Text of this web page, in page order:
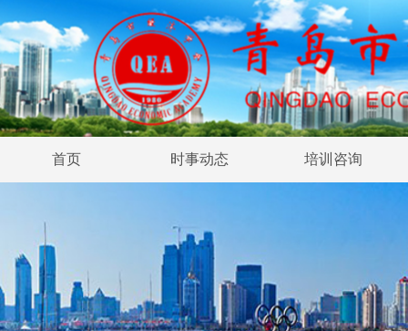
首页 时事动态 培训咨询